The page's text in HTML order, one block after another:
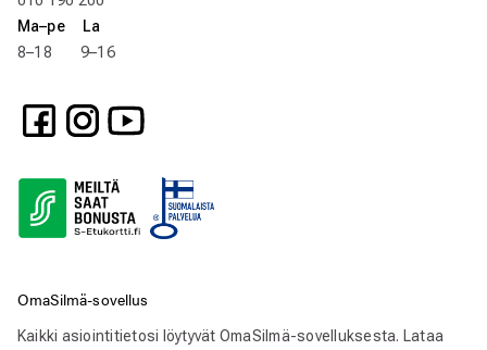
Ma–pe La
8–18 9–16
OmaSilmä-sovellus
Kaikki asiointitietosi löytyvät OmaSilmä-sovelluksesta. Lataa